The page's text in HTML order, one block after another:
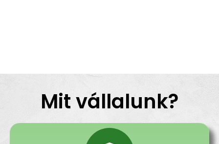
Mit vállalunk?